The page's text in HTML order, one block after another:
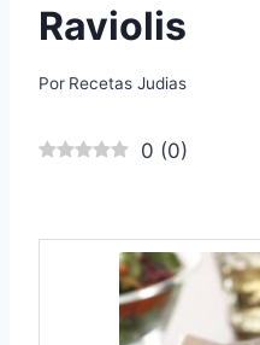
Raviolis
Por Recetas Judias
0 (0)